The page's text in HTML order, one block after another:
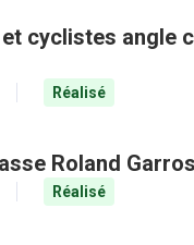
cyclistes angle
Réalisé
Roland
Réalisé